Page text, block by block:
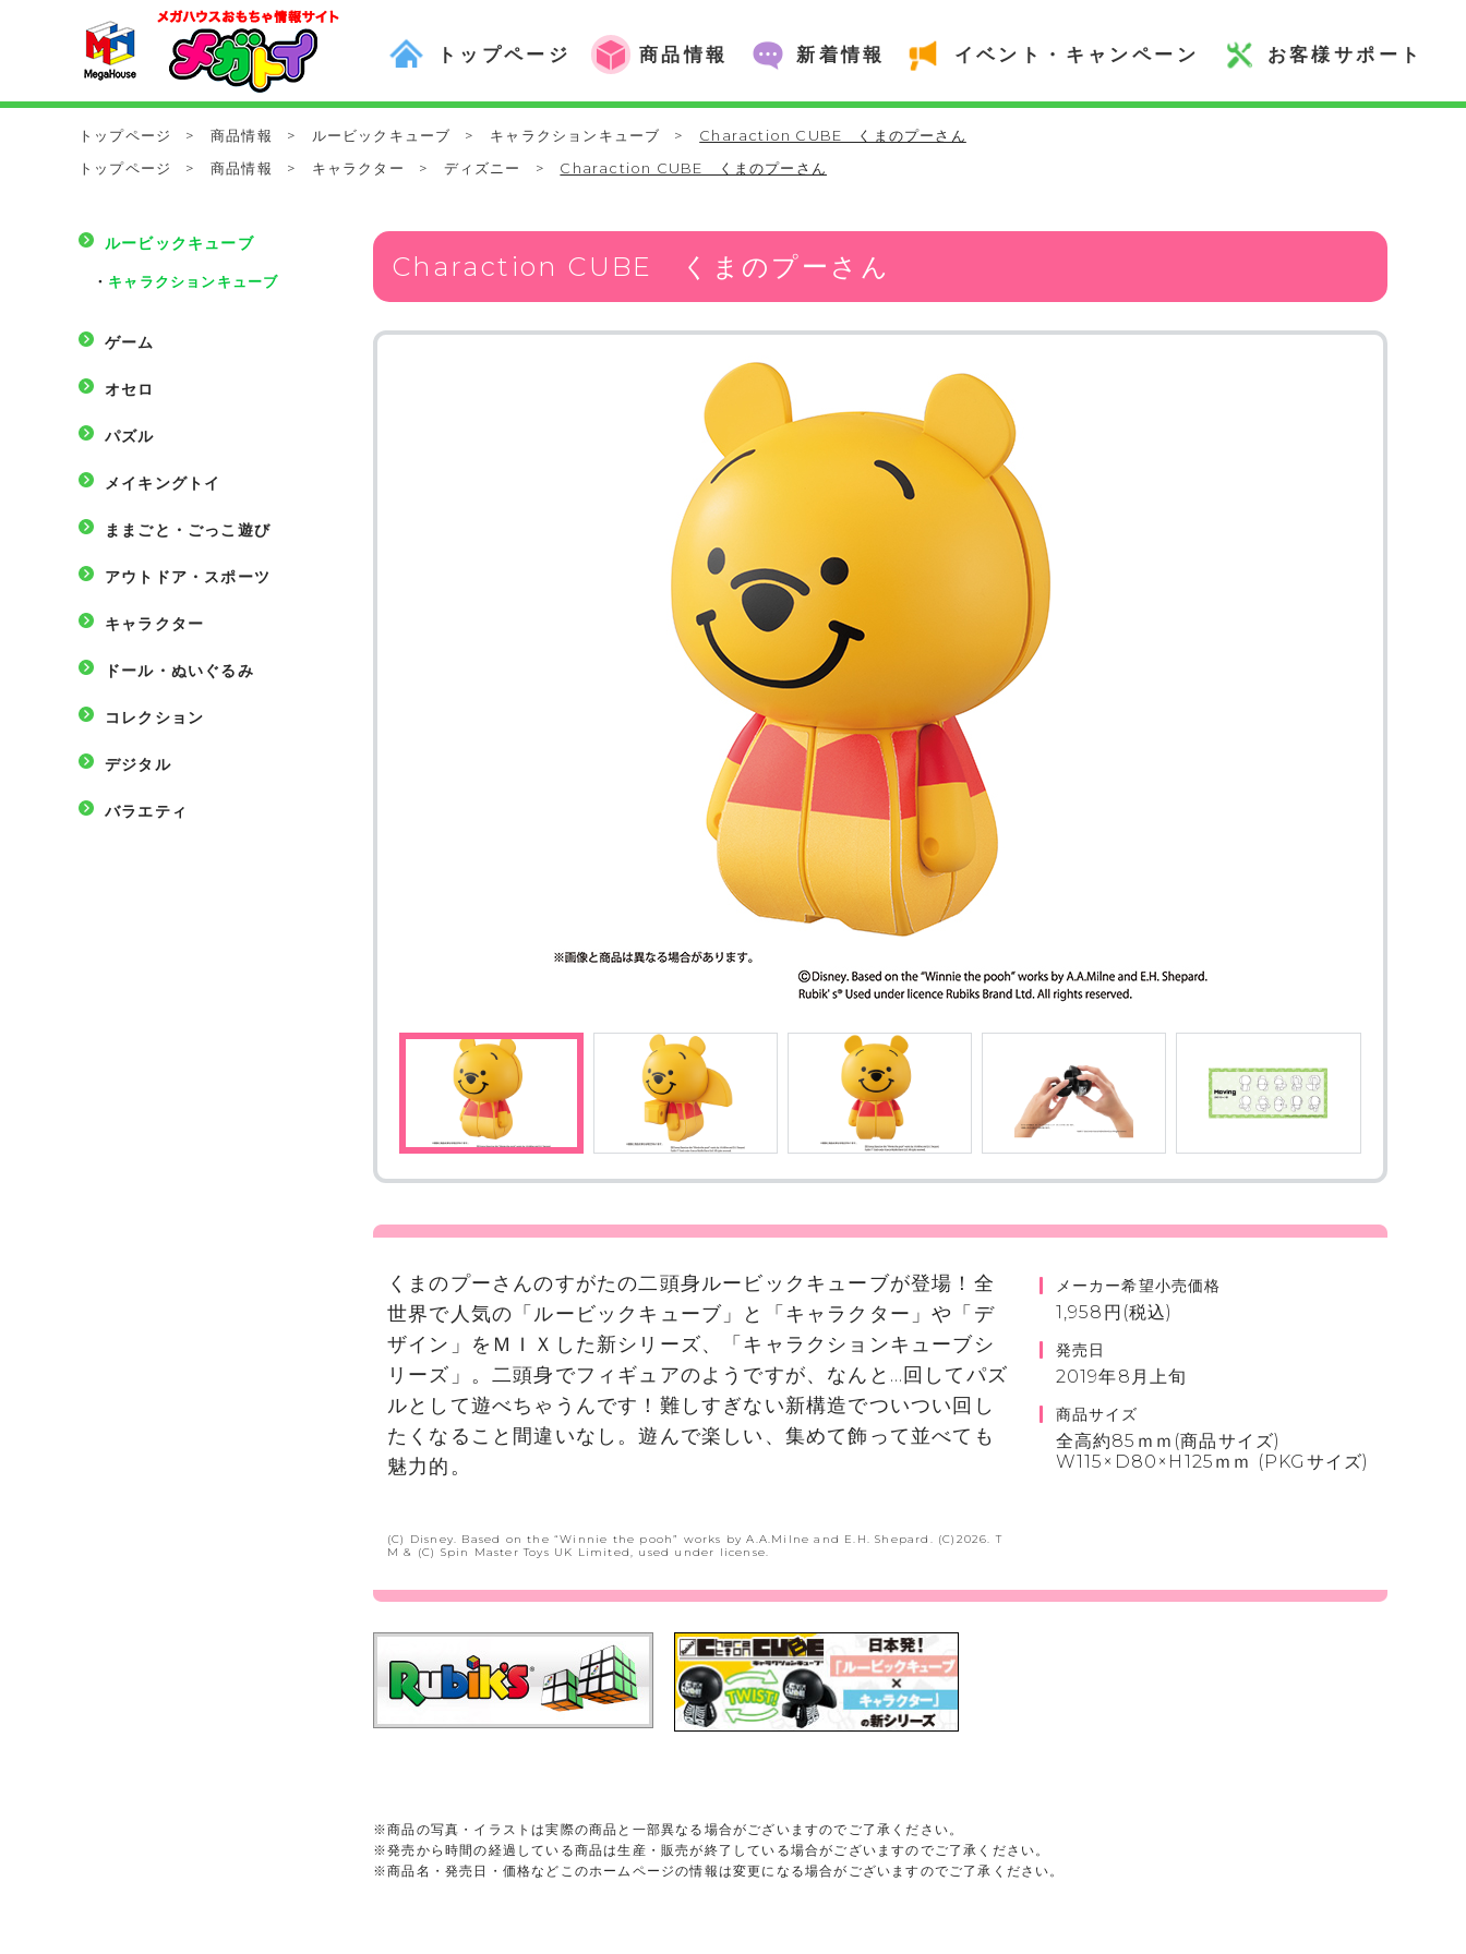
トップページ 商品情報 新着情報 イベント・キャンペーン お客様サポート
トップページ > 商品情報 > ルービックキューブ > キャラクションキューブ >
Charaction CUBE くまのプーさん
トップページ
> 商品情報 > キャラクター > ディズニー > Charaction CUBE くまのプーさん
ルービックキューブ
・ キャラクションキューブ
ゲーム
オセロ
パズル
メイキングトイ
ままごと・ごっこ遊び
アウトドア・スポーツ
キャラクター
ドール・ぬいぐるみ
コレクション
デジタル
バラエティ
Charaction CUBE くまのプーさん
くまのプーさんのすがたの二頭身ルービックキューブが登場！全
世界で人気の「ルービックキューブ」と「キャラクター」や「デ
ザイン」をＭＩＸした新シリーズ、「キャラクションキューブシ
リーズ」。二頭身でフィギュアのようですが、なんと…回してパズ
ルとして遊べちゃうんです！難しすぎない新構造でついつい回し
たくなること間違いなし。遊んで楽しい、集めて飾って並べても
魅力的。
(C) Disney. Based on the “Winnie the pooh” works by A.A.Milne and E.H. Shepard. (C)2026. T
M & (C) Spin Master Toys UK Limited, used under license.
メーカー希望小売価格
1,958円(税込)
発売日
2019年8月上旬
商品サイズ
全高約85ｍｍ(商品サイズ)
W115×D80×H125ｍｍ (PKGサイズ)
※商品の写真・イラストは実際の商品と一部異なる場合がございますのでご了承ください。
※発売から時間の経過している商品は生産・販売が終了している場合がございますのでご了承ください。
※商品名・発売日・価格などこのホームページの情報は変更になる場合がございますのでご了承ください。